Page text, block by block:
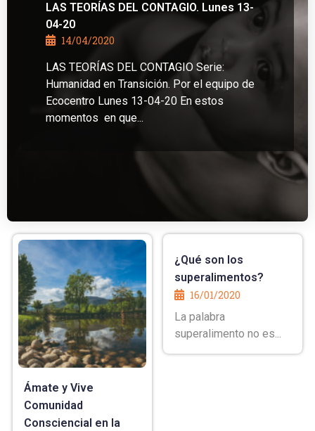
LAS TEORÍAS DEL CONTAGIO. Lunes 13-
04-20
14/04/2020
LAS TEORÍAS DEL CONTAGIO Serie:
Humanidad en Transición. Por el equipo de
Ecocentro Lunes 13-04-20 En estos
momentos en que...
Ámate y Vive
Comunidad
Consciencial en la
¿Qué son los
superalimentos?
16/01/2020
La palabra
superalimento no es...